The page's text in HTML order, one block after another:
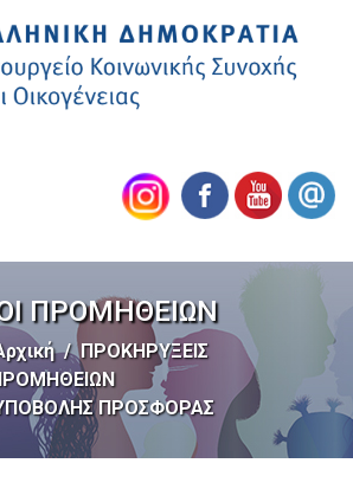
ΠΡΟΜΗΘΕΙΩΝ
ΠΡΟΚΗΡΥΞΕΙΣ
ΠΡΟΣΦΟΡΑΣ